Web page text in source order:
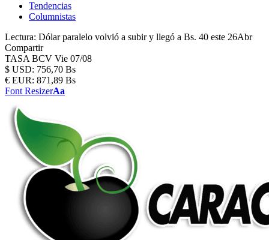
Tendencias
Columnistas
Lectura: Dólar paralelo volvió a subir y llegó a Bs. 40 este 26Abr
Compartir
TASA BCV Vie 07/08
$ USD: 756,70 Bs
€ EUR: 871,89 Bs
Font ResizerAa